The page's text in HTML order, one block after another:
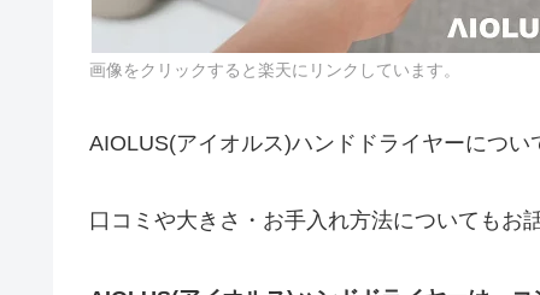
画像をクリックすると楽天にリンクしています。
AIOLUS(アイオルス)ハンドドライヤーについ
口コミや大きさ・お手入れ方法についてもお